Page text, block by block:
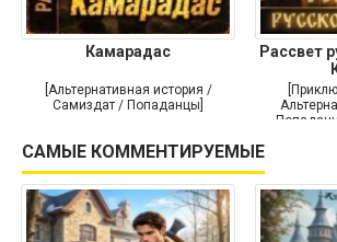
Камарадас
[Альтернативная история /
Самиздат / Попаданцы]
Рассвет
САМЫЕ КОММЕНТИРУЕМЫЕ